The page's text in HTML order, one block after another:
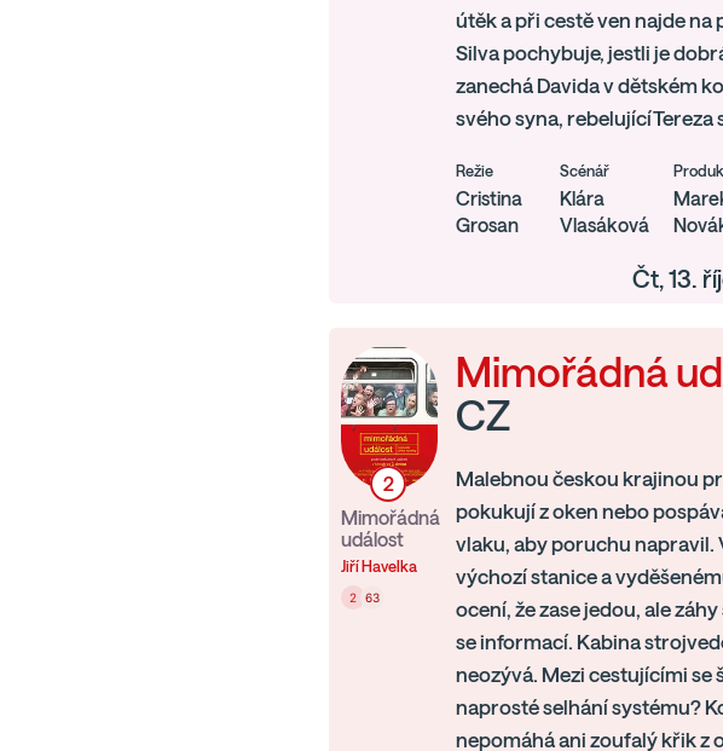
útěk a při cestě ven najde na
Silva pochybuje, jestli je
zanechá Davida v dětském
svého syna, rebelující
Režie
Cristina
Grosan
Scénář
Klára
Vlasáková
Čt, 13.
2
Mimořádná
událost
Jiří Havelka
2 63
Mimořádná
CZ
Malebnou českou krajinou
pokukují z oken nebo
vlaku, aby poruchu napravil.
výchozí stanice a
ocení, že zase jedou, ale
se informací. Kabina
neozývá. Mezi cestujícími se
naprosté selhání systému?
nepomáhá ani zoufalý křik z